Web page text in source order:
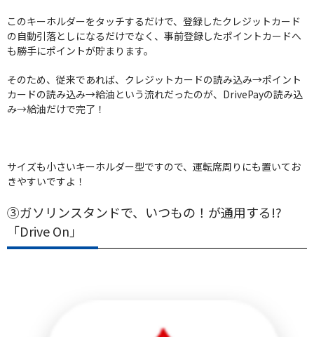
このキーホルダーをタッチするだけで、登録したクレジットカード
の自動引落としになるだけでなく、事前登録したポイントカードへ
も勝手にポイントが貯まります。
そのため、従来であれば、クレジットカードの読み込み→ポイント
カードの読み込み→給油という流れだったのが、DrivePayの読み込
み→給油だけで完了！
サイズも小さいキーホルダー型ですので、運転席周りにも置いてお
きやすいですよ！
③ガソリンスタンドで、いつもの！が通用する!?
「Drive On」